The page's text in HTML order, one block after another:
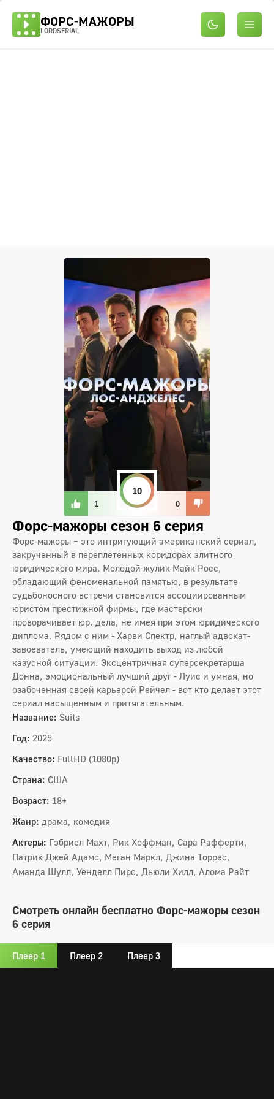
ФОРС-МАЖОРЫ
LORDSERIAL
1
10
0
Форс-мажоры сезон 6 серия
Форс-мажоры – это интригующий американский сериал,
закрученный в переплетенных коридорах элитного
юридического мира. Молодой жулик Майк Росс,
обладающий феноменальной памятью, в результате
судьбоносного встречи становится ассоциированным
юристом престижной фирмы, где мастерски
проворачивает юр. дела, не имея при этом юридического
диплома. Рядом с ним - Харви Спектр, наглый адвокат-
завоеватель, умеющий находить выход из любой
казусной ситуации. Эксцентричная суперсекретарша
Донна, эмоциональный лучший друг - Луис и умная, но
озабоченная своей карьерой Рейчел - вот кто делает этот
сериал насыщенным и притягательным.
Название: Suits
Год: 2025
Качество: FullHD (1080p)
Страна: США
Возраст: 18+
Жанр: драма, комедия
Актеры: Гэбриел Махт, Рик Хоффман, Сара Рафферти,
Патрик Джей Адамс, Меган Маркл, Джина Торрес,
Аманда Шулл, Уенделл Пирс, Дьюли Хилл, Алома Райт
Смотреть онлайн бесплатно Форс-мажоры сезон
6 серия
Плеер 1 Плеер 2 Плеер 3